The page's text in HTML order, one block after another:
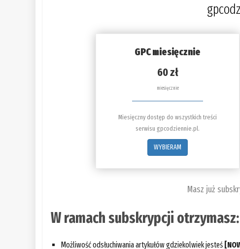
GPC miesięcznie
60 zł
miesięcznie
Miesięczny dostęp do wszystkich treści
serwisu gpcodziennie.pl.
WYBIERAM
Masz już
W ramach subskrypcji otrzymasz:
Możliwość odsłuchiwania artykułów gdziekolwiek jesteś